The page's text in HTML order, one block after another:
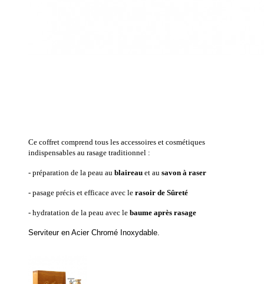
Ce coffret comprend tous les accessoires et cosmétiques
indispensables au rasage traditionnel :
- préparation de la peau au blaireau et au savon à raser
- pasage précis et efficace avec le rasoir de Sûreté
- hydratation de la peau avec le baume après rasage
Serviteuren Acier Chromé Inoxydable.